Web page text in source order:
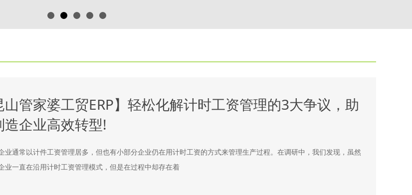
山管家婆工贸ERP】轻松化解计时工资管理的3大争议，助
造企业高效转型!
业通常以计件工资管理居多，但也有小部分企业仍在用计时工资的方式来管理生产过程。在调研中，我们发现，虽然
业一直在沿用计时工资管理模式，但是在过程中却存在着